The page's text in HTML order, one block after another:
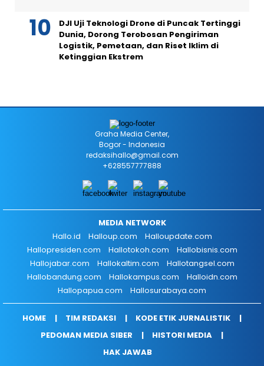
DJI Uji Teknologi Drone di Puncak Tertinggi
Dunia, Dorong Terobosan Pengiriman
Logistik, Pemetaan, dan Riset Iklim di
Ketinggian Ekstrem
Graha Media Center,
Bogor - Indonesia
redaksihallo@gmail.com
+628557777888
MEDIA NETWORK
Hallo.id
Halloup.com
Halloupdate.com
Hallopresiden.com
Hallotokoh.com
Hallobisnis.com
Hallojabar.com
Hallokaltim.com
Hallotangsel.com
Hallobandung.com
Hallokampus.com
Halloidn.com
Hallopapua.com
Hallosurabaya.com
HOME TIM REDAKSI
KODE ETIK JURNALISTIK
PEDOMAN MEDIA SIBER
HISTORI MEDIA
HAK JAWAB